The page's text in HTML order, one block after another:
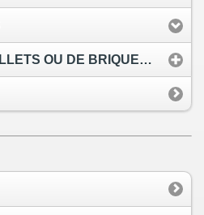
FABRICATION DE PELLETS OU DE BRIQUETTES BOIS